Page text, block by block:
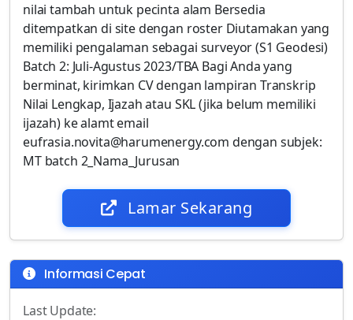
nilai tambah untuk pecinta alam Bersedia
ditempatkan di site dengan roster Diutamakan yang
memiliki pengalaman sebagai surveyor (S1 Geodesi)
Batch 2: Juli-Agustus 2023/TBA Bagi Anda yang
berminat, kirimkan CV dengan lampiran Transkrip
Nilai Lengkap, Ijazah atau SKL (jika belum memiliki
ijazah) ke alamt email
eufrasia.novita@harumenergy.com dengan subjek:
MT batch 2_Nama_Jurusan
Lamar Sekarang
Informasi Cepat
Last Update: